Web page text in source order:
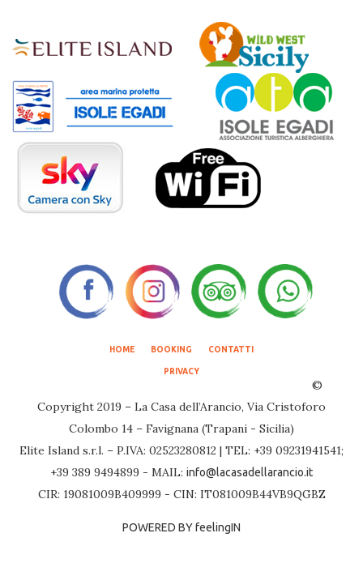
HOME BOOKING CONTATTI
PRIVACY
©
Copyright 2019 – La Casa dell’Arancio, Via Cristoforo
Colombo 14 – Favignana (Trapani - Sicilia)
Elite Island s.r.l. – P.IVA: 02523280812 | TEL: +39 09231941541;
+39 389 9494899 - MAIL: info@lacasadellarancio.it
CIR: 19081009B409999 - CIN: IT081009B44VB9QGBZ
POWERED BY feelingIN